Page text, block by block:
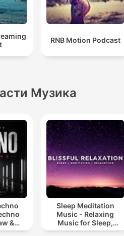
RNB Motion Podcast
Музика
&
Sleep Meditation
Music - Relaxing
Music for Sleep,
Meditation &